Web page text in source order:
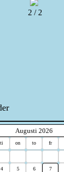
2 / 2
Augusti 2026
ti on to fr
4 5 6 7